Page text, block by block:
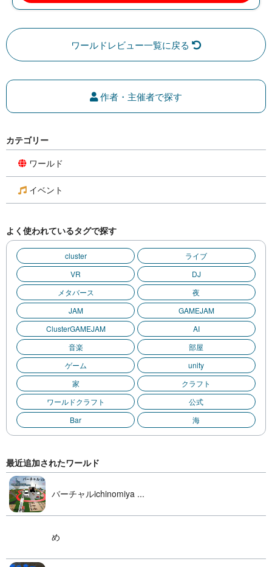
ワールドレビュー一覧に戻る
作者・主催者で探す
カテゴリー
ワールド
イベント
よく使われているタグで探す
cluster
ライブ
VR
DJ
メタバース
夜
JAM
GAMEJAM
ClusterGAMEJAM
AI
音楽
部屋
ゲーム
unity
家
クラフト
ワールドクラフト
公式
Bar
海
最近追加されたワールド
バーチャルichinomiya ...
め